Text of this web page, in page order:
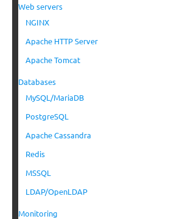
Web servers
NGINX
Apache HTTP Server
Apache Tomcat
Databases
MySQL/MariaDB
PostgreSQL
Apache Cassandra
Redis
MSSQL
LDAP/OpenLDAP
Monitoring